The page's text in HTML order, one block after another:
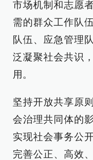
市场机制和志愿
需的群众工作队
队伍、应急管理
泛凝聚社会共识
用。
坚持开放共享原
会治理共同体的
实现社会事务公
完善公正、高效